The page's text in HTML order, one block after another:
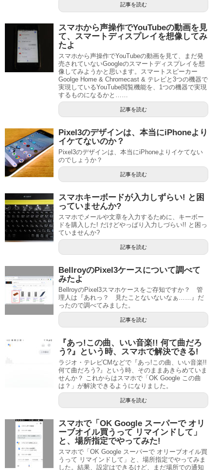
記事を読む
スマホから声操作でYouTubeの動画を見
て、スマートディスプレイを想像してみ
たよ
スマホから声操作でYouTubeの動画を見て、まだ発
売されていないGoogleのスマートディスプレイを想
像してみようかと思います。スマートスピーカー
Goolge Home & Chromecast & テレビと3つの機器で
実現しているYouTube閲覧機能を、1つの機器で実現
するものになるかと……
記事を読む
Pixel3のデザインは、本当にiPhoneより
イケてないのか？
Pixel3のデザインは、本当にiPhoneよりイケてない
のでしょうか？
記事を読む
スマホキーボードが入力しずらい! と困
っていませんか?
スマホでメールや文章を入力するために、キーボー
ドを購入した! だけどやっぱり入力しづらい!! と困っ
ていませんか?
記事を読む
BellroyのPixel3ケースについて調べて
みたよ
BellroyのPixel3スマホケースをご存知ですか？ 管
理人は『あれっ？ 見たことないないなぁ……』だ
ったので調べてみました。
記事を読む
『あっ!この曲、いい音楽!! 何て曲だろ
う?』という時、スマホで解決できる!
ラジオ・テレビCMなどで『あっ!この曲、いい音楽!!
何て曲だろう?』という時、そのままあきらめていま
せんか？ これからはスマホで「OK Google この曲
は？」が解決できるようになりました。
記事を読む
スマホで「OK Google スーパーで オリ
ーブオイル買うって リマインドして」
と、場所指定でやってみた!
スマホで「OK Google スーパーで オリーブオイル買
うって リマインドして」と、場所指定でやってみま
した。結果、設定はできるけど、まだ場所での通知